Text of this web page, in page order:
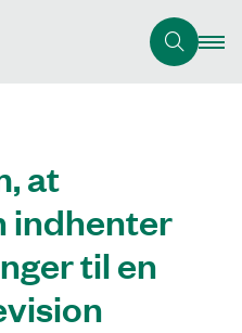
at
indhenter
til en